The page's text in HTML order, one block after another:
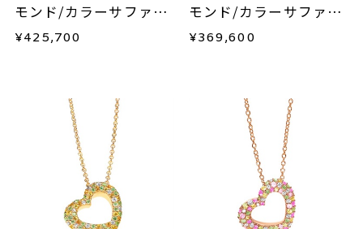
モンド/カラーサファイ
ア/ダイヤモンドネック
¥425,700
モンド/カラーサファイ
ア/ダイヤモンドネック
¥369,600